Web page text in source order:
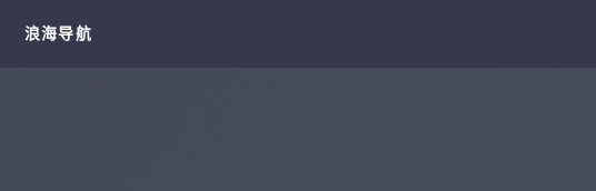
浪海导航